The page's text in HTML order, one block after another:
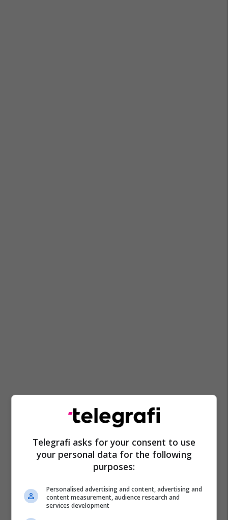
Haraçinë
Telegrafi asks for your consent to use
your personal data for the following
purposes:
Personalised advertising and content, advertising and
content measurement, audience research and
services development